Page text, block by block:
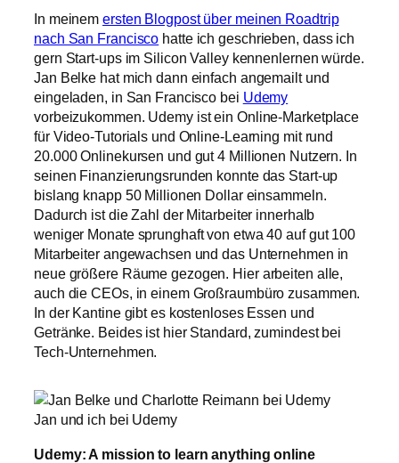
In meinemersten Blogpost über meinen Roadtrip
nach San Francisco hatte ich geschrieben, dass ich
gern Start-ups im Silicon Valley kennenlernen würde.
Jan Belke hat mich dann einfach angemailt und
eingeladen, in San Francisco bei Udemy
vorbeizukommen. Udemy ist ein Online-Marketplace
für Video-Tutorials und Online-Learning mit rund
20.000 Onlinekursen und gut 4 Millionen Nutzern. In
seinen Finanzierungsrunden konnte das Start-up
bislang knapp 50 Millionen Dollar einsammeln.
Dadurch ist die Zahl der Mitarbeiter innerhalb
weniger Monate sprunghaft von etwa 40 auf gut 100
Mitarbeiter angewachsen und das Unternehmen in
neue größere Räume gezogen. Hier arbeiten alle,
auch die CEOs, in einem Großraumbüro zusammen.
In der Kantine gibt es kostenloses Essen und
Getränke. Beides ist hier Standard, zumindest bei
Tech-Unternehmen.
Jan und ich bei Udemy
Udemy: A mission to learn anything online